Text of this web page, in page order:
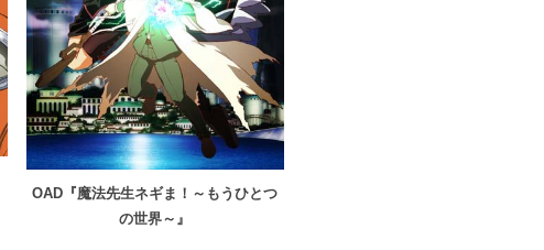
OAD『魔法先生ネギま！～もうひとつ
の世界～』